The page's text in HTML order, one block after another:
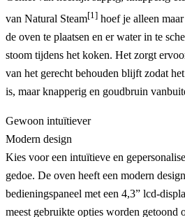
van Natural Steam[1] hoef je alleen
de oven te plaatsen en er water in te
stoom tijdens het koken. Het zorgt
van het gerecht behouden blijft zodat
is, maar knapperig en goudbruin
Gewoon intuïtiever
Modern design
Kies voor een intuïtieve en
gedoe. De oven heeft een modern
bedieningspaneel met een 4,3” lcd-
meest gebruikte opties worden getoond